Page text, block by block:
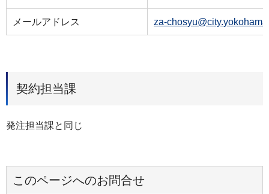
メールアドレス za-
契約担当課
発注担当課と同じ
このページへのお問合せ